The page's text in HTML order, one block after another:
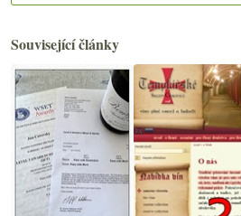
Související články